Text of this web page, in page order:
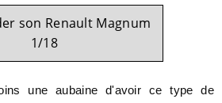
son Renault Magnum
1/18
une aubaine d'avoir ce type de